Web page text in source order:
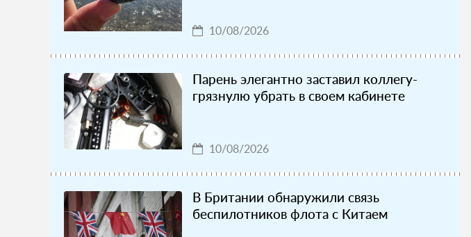
10/08/2026
Парень элегантно заставил коллегу-
грязнулю убрать в своем кабинете
10/08/2026
В Британии обнаружили связь
беспилотников флота с Китаем